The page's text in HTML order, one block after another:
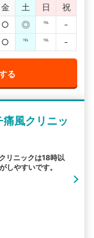
金 土 日
祝
○ ◎ ℡
-
○ ℡ ℡ -
る
痛風クリニッ
リニックは18時以
しやすいです。